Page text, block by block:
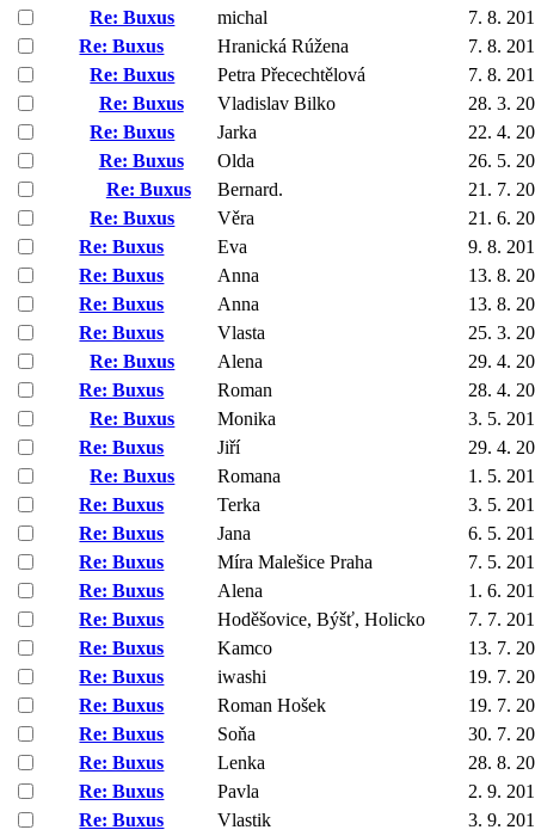
Re: Buxus michal
7. 8.
Re: Buxus
Hranická Rúžena
7. 8.
Re: Buxus
Petra Přecechtělová
7. 8.
Re: Buxus
Vladislav Bilko
28. 3.
Re: Buxus
Jarka
22. 4.
Re: Buxus
Olda
26. 5.
Re: Buxus
Bernard.
21. 7.
Re: Buxus
Věra
21. 6.
Re: Buxus
Eva
9. 8.
Re: Buxus
Anna
13. 8.
Re: Buxus
Anna
13. 8.
Re: Buxus
Vlasta
25. 3.
Re: Buxus
Alena
29. 4.
Re: Buxus
Roman
28. 4.
Re: Buxus
Monika
3. 5.
Re: Buxus
Jiří
29. 4.
Re: Buxus
Romana
1. 5.
Re: Buxus
Terka
3. 5.
Re: Buxus
Jana
6. 5.
Re: Buxus
Míra Malešice Praha
7. 5.
Re: Buxus
Alena
1. 6.
Re: Buxus
Hoděšovice, Býšť, Holicko
7. 7.
Re: Buxus
Kamco
13. 7.
Re: Buxus
iwashi
19. 7.
Re: Buxus
Roman Hošek
19. 7.
Re: Buxus
Soňa
30. 7.
Re: Buxus
Lenka
28. 8.
Re: Buxus
Pavla
2. 9.
Re: Buxus
Vlastik
3. 9.